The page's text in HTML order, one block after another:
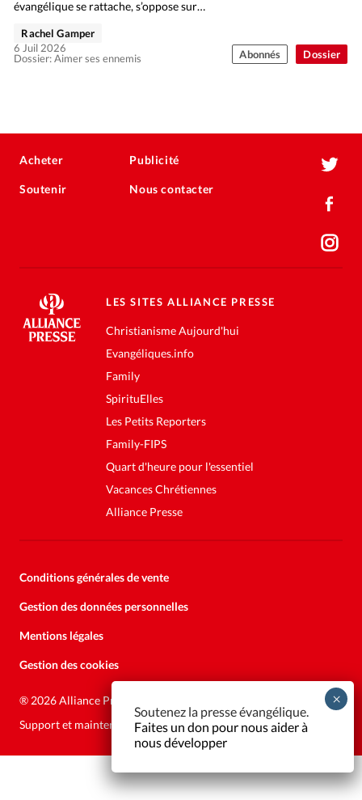
Dossier
évangélique se rattache, s’oppose sur…
Dossier: Aimer ses ennemis
Rachel Gamper
6 Juil 2026
Abonnés
Acheter
Soutenir
Publicité
Nous contacter
LES SITES ALLIANCE PRESSE
Christianisme Aujourd'hui
Evangéliques.info
Family
SpirituElles
Les Petits Reporters
Family-FIPS
Quart d'heure pour l'essentiel
Vacances Chrétiennes
Alliance Presse
Conditions générales de vente
Gestion des données personnelles
Mentions légales
Gestion des cookies
® 2026 Alliance Presse
Support et maintenance:Solutions Kläy
nous développer